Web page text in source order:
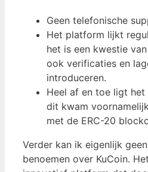
Geen telefonische
Het platform lijkt
het is een kwestie
ook verificaties en
introduceren.
Heel af en toe ligt
dit kwam
met de ERC-20
Verder kan ik eigenlijk
benoemen over KuCoin.